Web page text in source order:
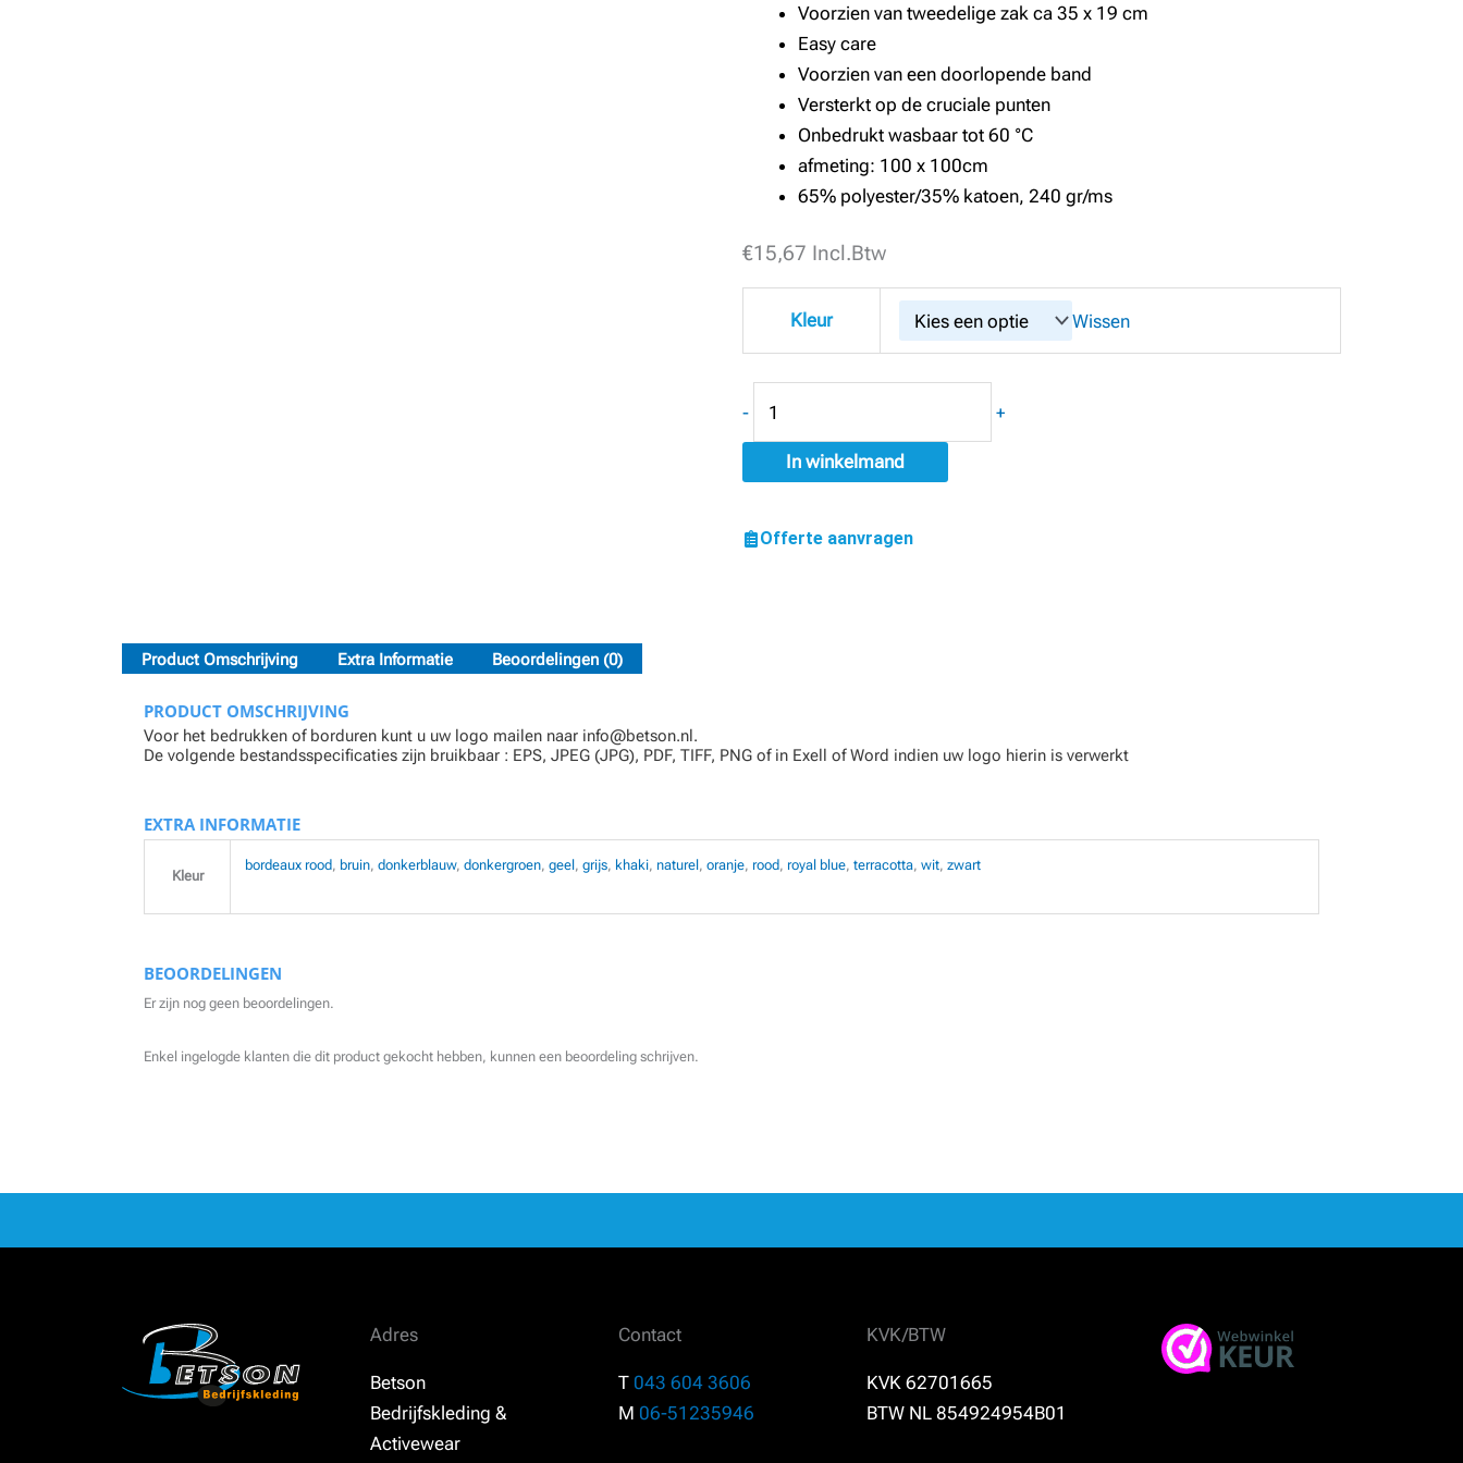
Voorzien van tweedelige zak ca 35 x 19 cm
Easy care
Voorzien van een doorlopende band
Versterkt op de cruciale punten
Onbedrukt wasbaar tot 60 °C
afmeting: 100 x 100cm
65% polyester/35% katoen, 240 gr/ms
€15,67 Incl.Btw
Kleur Wissen
-
Bistro
Schort
Business
+
In winkelmand
Offerte aanvragen
Product Omschrijving Extra Informatie Beoordelingen (0)
PRODUCT OMSCHRIJVING
Voor het bedrukken of borduren kunt u uw logo mailen naar info@betson.nl.
De volgende bestandsspecificaties zijn bruikbaar : EPS, JPEG (JPG), PDF, TIFF, PNG of in Exell of Word indien uw logo hierin is verwerkt
EXTRA INFORMATIE
Kleur
bordeaux rood, bruin, donkerblauw, donkergroen, geel, grijs, khaki, naturel, oranje, rood, royal blue, terracotta, wit, zwart
BEOORDELINGEN
Er zijn nog geen beoordelingen.
Enkel ingelogde klanten die dit product gekocht hebben, kunnen een beoordeling schrijven.
Adres
Betson
Bedrijfskleding &
Activewear
Contact
T 043 604 3606
M 06-51235946
KVK/BTW
KVK 62701665
BTW NL 854924954B01